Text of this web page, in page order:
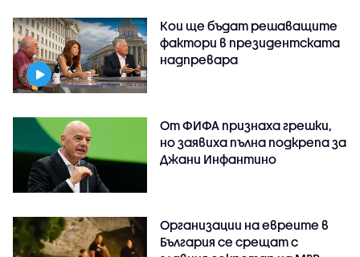
Кои ще бъдат решаващите
фактори в президентската
надпревара
От ФИФА признаха грешки,
но заявиха пълна подкрепа за
Джани Инфантино
Организации на евреите в
България се срещат с